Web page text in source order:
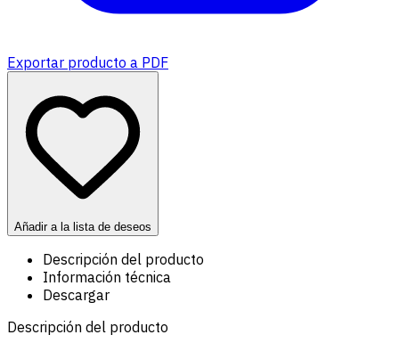
Exportar producto a PDF
Añadir a la lista de deseos
Descripción del producto
Información técnica
Descargar
Descripción del producto